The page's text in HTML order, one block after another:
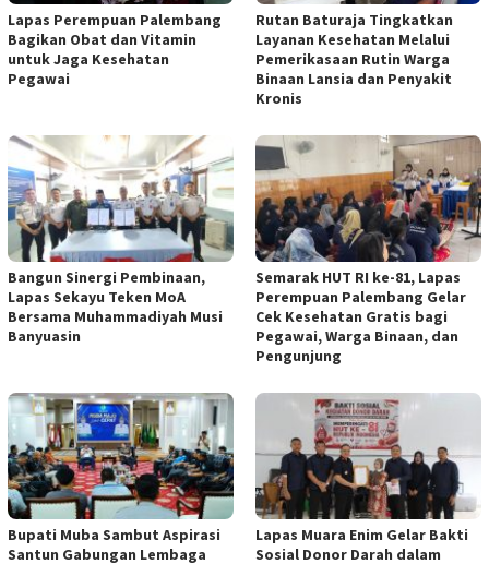
Lapas Perempuan Palembang
Bagikan Obat dan Vitamin
untuk Jaga Kesehatan
Pegawai
Rutan Baturaja Tingkatkan
Layanan Kesehatan Melalui
Pemerikasaan Rutin Warga
Binaan Lansia dan Penyakit
Kronis
Bangun Sinergi Pembinaan,
Lapas Sekayu Teken MoA
Bersama Muhammadiyah Musi
Banyuasin
Semarak HUT RI ke-81, Lapas
Perempuan Palembang Gelar
Cek Kesehatan Gratis bagi
Pegawai, Warga Binaan, dan
Pengunjung
Bupati Muba Sambut Aspirasi
Santun Gabungan Lembaga
Lapas Muara Enim Gelar Bakti
Sosial Donor Darah dalam